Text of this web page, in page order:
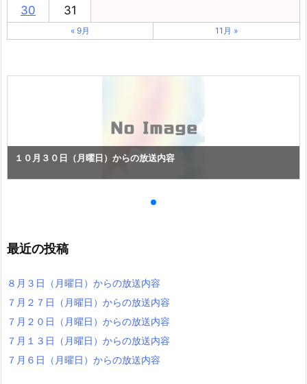
30
31
« 9月 11月 »
１０月３０日（月曜日）からの放送内容
最近の投稿
８月３日（月曜日）からの放送内容
７月２７日（月曜日）からの放送内容
７月２０日（月曜日）からの放送内容
７月１３日（月曜日）からの放送内容
７月６日（月曜日）からの放送内容